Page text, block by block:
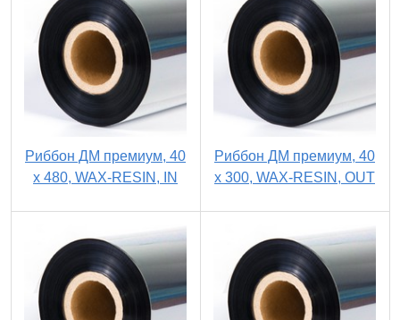
Риббон ДМ премиум, 40
х 480, WAX-RESIN, IN
Риббон ДМ премиум, 40
х 300, WAX-RESIN, OUT